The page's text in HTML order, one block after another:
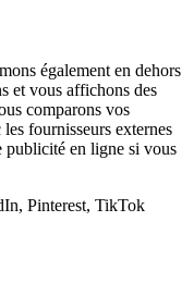
également en dehors
et vous affichons des
comparons vos
fournisseurs externes
publicité en ligne si vous
Pinterest, TikTok